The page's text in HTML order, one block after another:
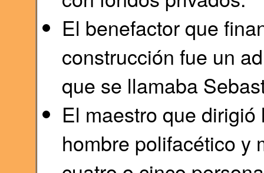
El benefactor que
construcción fue un
que se llamaba
El maestro que
hombre polifacético y